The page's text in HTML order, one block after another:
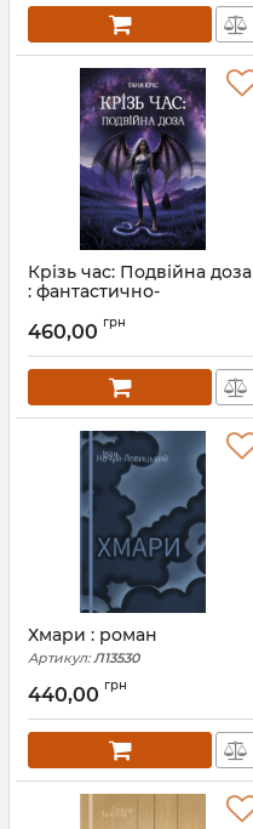
Крізь час: Подвійна доза
: фантастично-
Артикул: Л13535
460,00 грн
Хмари : роман
Артикул: Л13530
440,00 грн